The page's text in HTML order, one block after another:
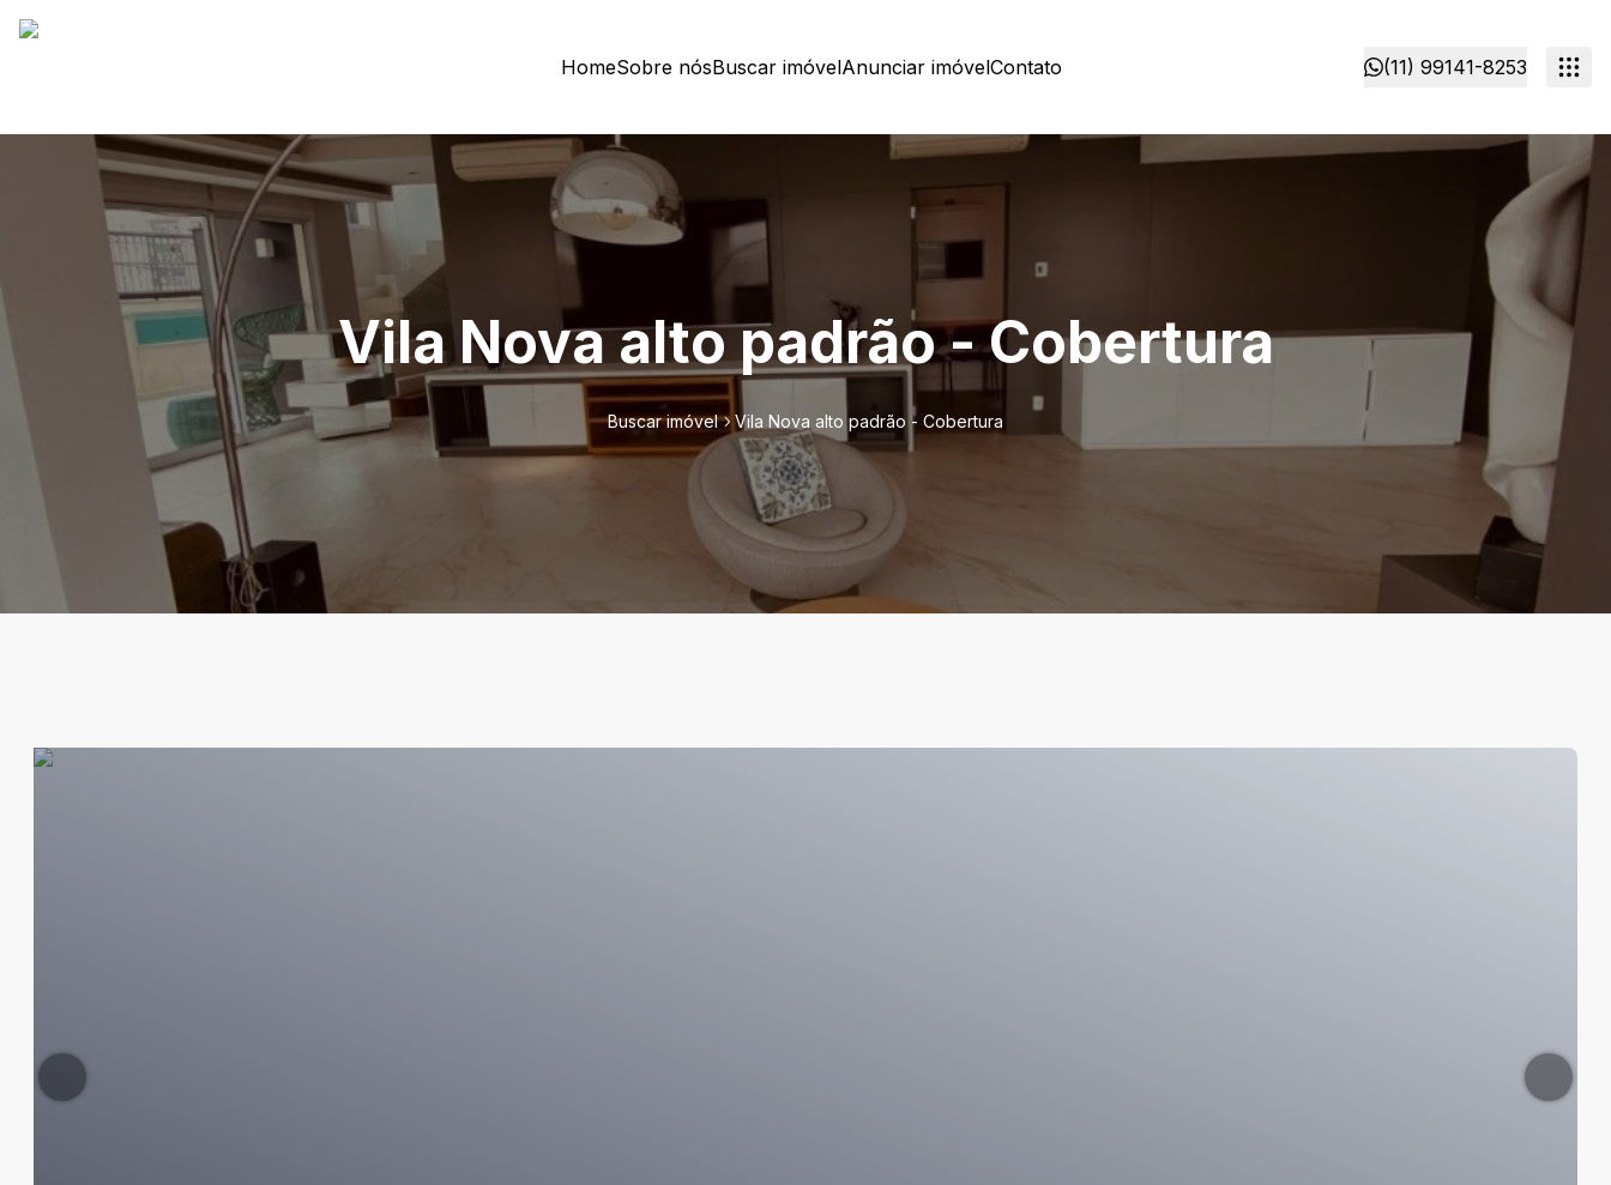
HomeSobre nósBuscar imóvelAnunciar imóvelContato (11) 99141-8253
Vila Nova alto padrão - Cobertura
Buscar imóvel Vila Nova alto padrão - Cobertura